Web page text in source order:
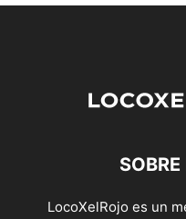
LocoXelRojo es un